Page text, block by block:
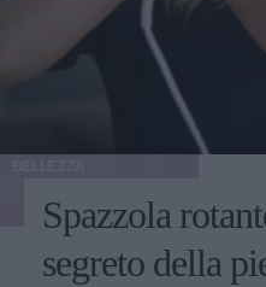
Spazzola
segreto della